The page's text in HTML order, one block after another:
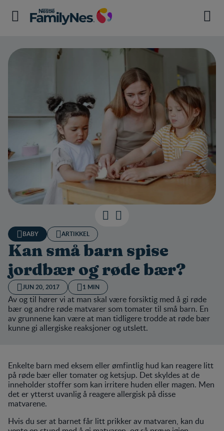
BABY ARTIKKEL
Kan små barn spise
jordbær og røde bær?
JUN 20, 2017 1 MIN
Av og til hører vi at man skal være forsiktig med å gi røde
bær og andre røde matvarer som tomater til små barn. En
av grunnene kan være at man tidligere trodde at røde bær
kunne gi allergiske reaksjoner og utslett.
Enkelte barn med eksem eller ømfintlig hud kan reagere litt
på røde bær eller tomater og ketsjup. Det skyldes at de
inneholder stoffer som kan irritere huden eller magen. Men
det er ytterst uvanlig å reagere allergisk på disse
matvarene.
Hvis du ser at barnet får litt prikker av matvaren, kan du